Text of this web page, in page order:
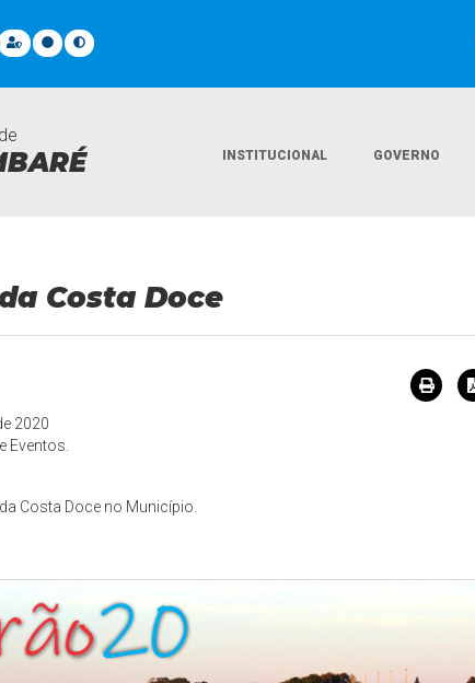
INSTITUCIONAL GOVERNO
Costa Doce
2020
Eventos.
Costa Doce no Município.